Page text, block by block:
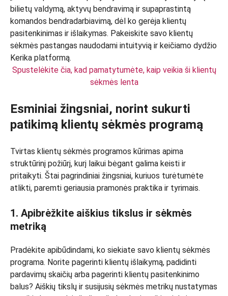
Spustelėkite čia, kad pamatytumėte, kaip veikia ši klientų
sėkmės lenta
Esminiai žingsniai, norint sukurti
patikimą klientų sėkmės programą
Tvirtas klientų sėkmės programos kūrimas apima
struktūrinį požiūrį, kurį laikui bėgant galima keisti ir
pritaikyti. Štai pagrindiniai žingsniai, kuriuos turėtumėte
atlikti, paremti geriausia pramonės praktika ir tyrimais.
1. Apibrėžkite aiškius tikslus ir sėkmės
metriką
Pradėkite apibūdindami, ko siekiate savo klientų sėkmės
programa. Norite pagerinti klientų išlaikymą, padidinti
pardavimų skaičių arba pagerinti klientų pasitenkinimo
balus? Aiškių tikslų ir susijusių sėkmės metrikų nustatymas